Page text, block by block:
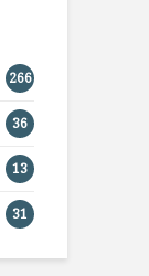
266
36
13
31